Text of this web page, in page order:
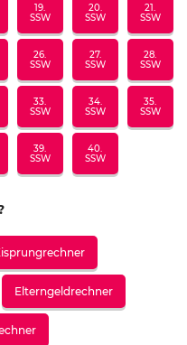
19.
SSW
20.
SSW
21.
SSW
26.
SSW
27.
SSW
28.
SSW
33.
SSW
34.
SSW
35.
SSW
39.
SSW
40.
SSW
Elterngeldrechner